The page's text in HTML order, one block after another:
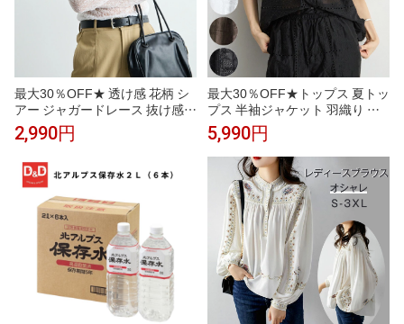
最大30％OFF★ 透け感 花柄 シ
アー ジャガードレース 抜け感
こなれ感 大人可愛い 上品 きれ
いめ 華やか オフィス カジュア
ジュアル YP/ 透かし編みストレ
ッチレースシアートップス
2,990円
最大30％OFF★トップス 夏トッ
プス 半袖ジャケット 羽織り 刺
繍 ボタン シアー生地 シャツ レ
ース 涼しげ カジュアル 大人カ
ジュアル YP/刺繍レース半袖シ
ャツジャケット
5,990円